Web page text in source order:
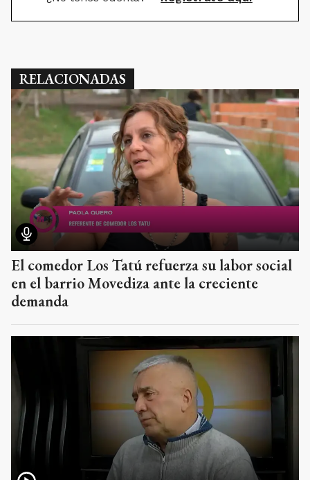
RELACIONADAS
El comedor Los Tatú refuerza su labor social
en el barrio Movediza ante la creciente
demanda